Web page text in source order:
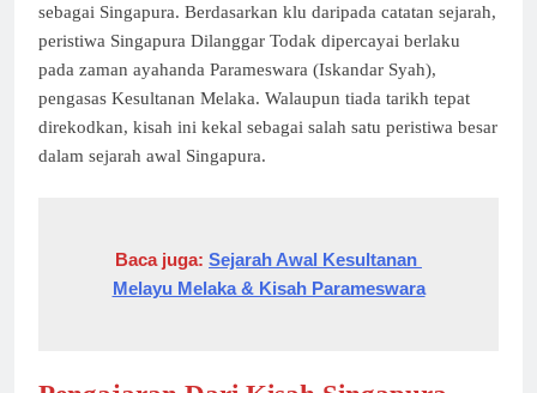
sebagai Singapura. Berdasarkan klu daripada catatan sejarah,
peristiwa Singapura Dilanggar Todak dipercayai berlaku
pada zaman ayahanda Parameswara (Iskandar Syah),
pengasas Kesultanan Melaka. Walaupun tiada tarikh tepat
direkodkan, kisah ini kekal sebagai salah satu peristiwa besar
dalam sejarah awal Singapura.
Baca juga: Sejarah Awal Kesultanan
Melayu Melaka & Kisah Parameswara